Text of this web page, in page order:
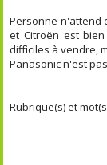
Personne n'attend
et Citroën est
difficiles à vendre,
Panasonic n'est
Rubrique(s) et